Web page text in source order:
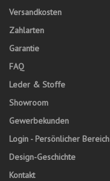
Versandkosten
Zahlarten
Garantie
FAQ
Leder & Stoffe
Showroom
Gewerbekunden
Login - Persönlicher Bereich
Design-Geschichte
Kontakt